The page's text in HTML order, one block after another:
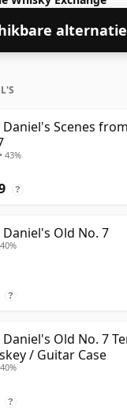
Daniel's Scenes
43%
?
Daniel's Old No. 7
?
Daniel's Old No. 7
/ Guitar Case
?